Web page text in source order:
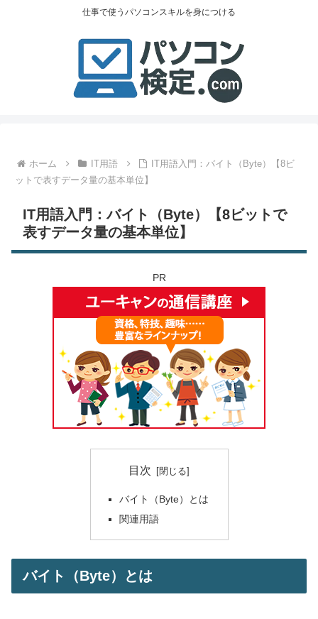
仕事で使うパソコンスキルを身につける
ホーム IT用語
IT用語入門：バイト（Byte）【8ビ
ットで表すデータ量の基本単位】
IT用語入門：バイト（Byte）【8ビットで
表すデータ量の基本単位】
PR
目次
バイト（Byte）とは
関連用語
バイト（Byte）とは